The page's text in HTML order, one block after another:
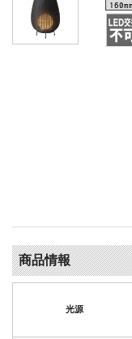
商品情報
光源